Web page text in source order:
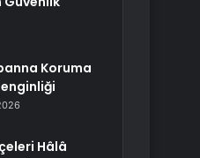
Koruma
Hâlâ